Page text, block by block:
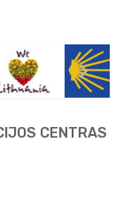
CENTRAS